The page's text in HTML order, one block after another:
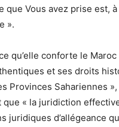
que Vous avez prise est, à
».
qu’elle conforte le Maroc
et ses droits
Provinces Sahariennes
« la juridiction
juridiques d’allégeance